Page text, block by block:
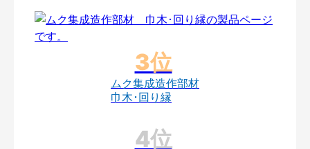
ムク集成造作部材
巾木･回り縁